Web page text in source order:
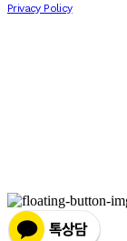
Privacy Policy